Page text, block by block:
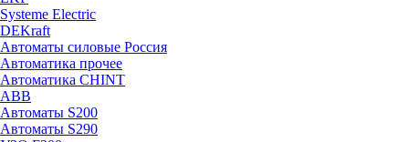
Systeme Electric
DEKraft
Автоматы силовые Россия
Автоматика прочее
Автоматика CHINT
ABB
Автоматы S200
Автоматы S290